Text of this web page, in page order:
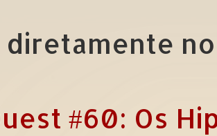
diretamente
#60: Os